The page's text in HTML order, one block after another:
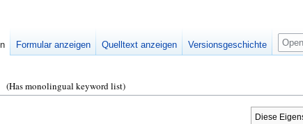
(Has monolingual keyword list)
Diese
Formular anzeigen Quelltext anzeigen Versionsgeschichte